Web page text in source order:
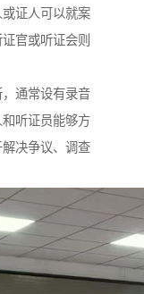
证人可以就案
官或听证会则
通常设有录音
听证员能够方
决争议、调查